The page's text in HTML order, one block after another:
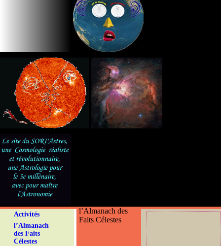
Activités
l’Almanach
des Faits
Célestes
l’Almanach des
Faits Célestes